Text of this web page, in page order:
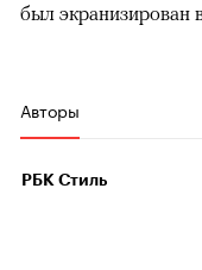
был экранизирован
Авторы
РБК Стиль